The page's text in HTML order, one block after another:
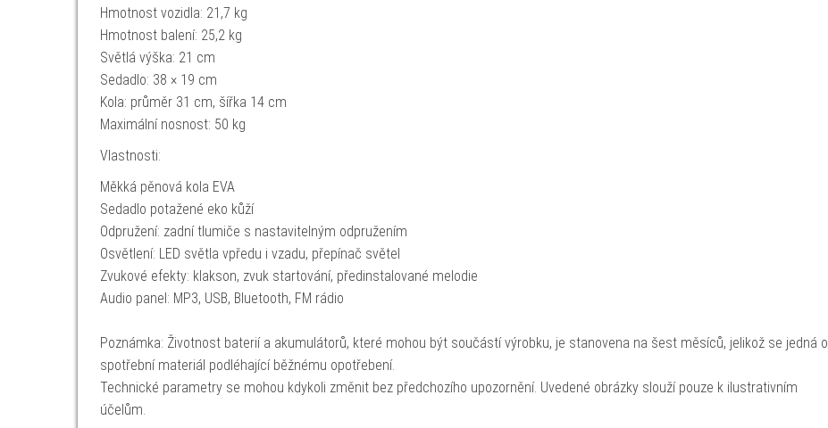
Hmotnost vozidla: 21,7 kg
Hmotnost balení: 25,2 kg
Světlá výška: 21 cm
Sedadlo: 38 × 19 cm
Kola: průměr 31 cm, šířka 14 cm
Maximální nosnost: 50 kg
Vlastnosti:
Měkká pěnová kola EVA
Sedadlo potažené eko kůží
Odpružení: zadní tlumiče s nastavitelným odpružením
Osvětlení: LED světla vpředu i vzadu, přepínač světel
Zvukové efekty: klakson, zvuk startování, předinstalované melodie
Audio panel: MP3, USB, Bluetooth, FM rádio
Poznámka: Životnost baterií a akumulátorů, které mohou být součástí výrobku, je stanovena na šest měsíců, jelikož se jedná o
spotřební materiál podléhající běžnému opotřebení.
Technické parametry se mohou kdykoli změnit bez předchozího upozornění. Uvedené obrázky slouží pouze k ilustrativním
účelům.